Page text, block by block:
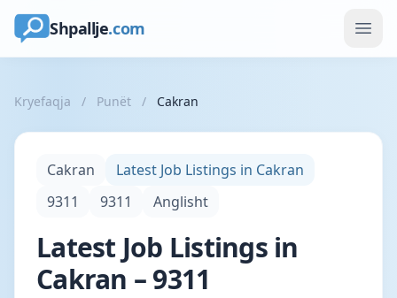
Shpallje.com
Kryefaqja / Punët / Cakran
Cakran
Latest Job Listings in Cakran
9311
9311 Anglisht
Latest Job Listings in
Cakran – 9311